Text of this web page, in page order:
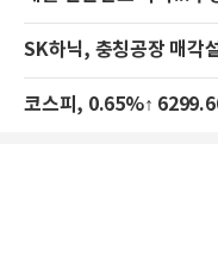
SK하닉, 충칭공장 매각
코스피, 0.65%↑